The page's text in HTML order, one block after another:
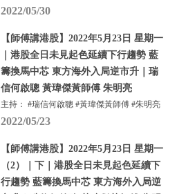
2022/05/30
【師傅講港股】2022年5月23日 星期一
｜港股全日未見起色延續下行趨勢 藍
籌換馬中芯 東方海外入局逆市升｜瑞
信何啟聰 黃瑋傑黃師傅 朱明亮
主持： #瑞信何啟聰 #黃瑋傑黃師傅 #朱明亮
2022/05/23
【師傅講港股】2022年5月23日 星期一
（2）｜下｜港股全日未見起色延續下
行趨勢 藍籌換馬中芯 東方海外入局逆